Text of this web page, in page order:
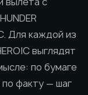
Для каждой из
выглядят
по бумаге
факту — шаг